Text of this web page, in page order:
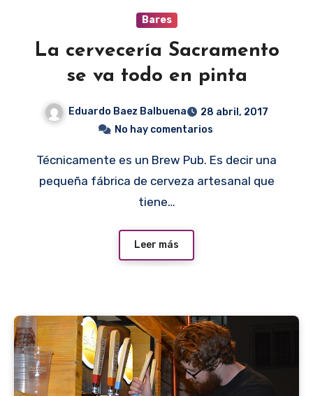
Bares
La cervecería Sacramento
se va todo en pinta
Eduardo Baez Balbuena
28 abril, 2017
No hay comentarios
Técnicamente es un Brew Pub. Es decir una
pequeña fábrica de cerveza artesanal que
tiene…
Leer más